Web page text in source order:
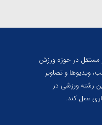
مستقل در حوزه ورزش
ویدیوها و تصاویر
رشته ورزشی در
عمل کند.